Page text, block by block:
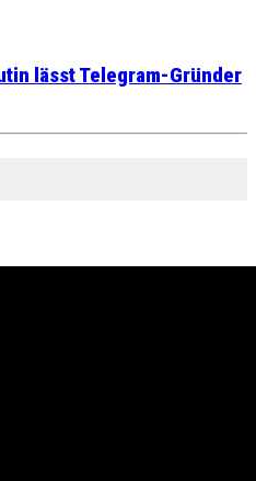
lässt Telegram-Gründer